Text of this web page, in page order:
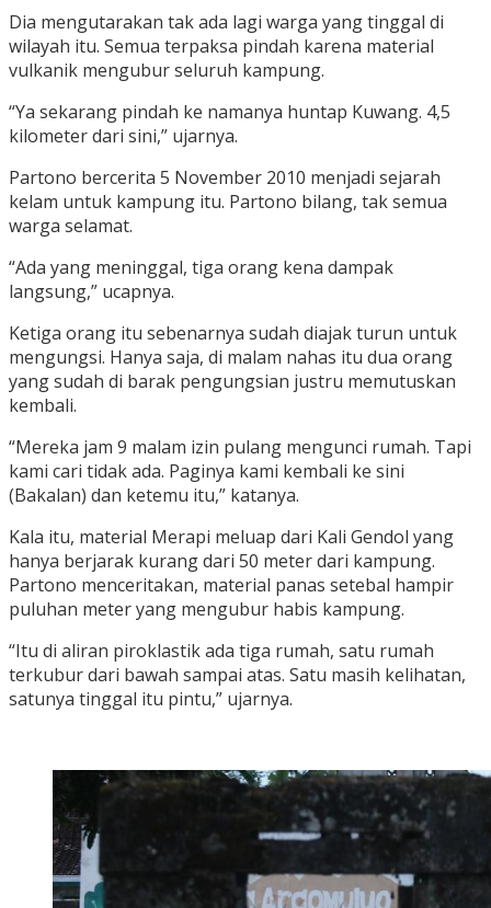
Dia mengutarakan tak ada lagi warga yang tinggal di
wilayah itu. Semua terpaksa pindah karena material
vulkanik mengubur seluruh kampung.
“Ya sekarang pindah ke namanya huntap Kuwang. 4,5
kilometer dari sini,” ujarnya.
Partono bercerita 5 November 2010 menjadi sejarah
kelam untuk kampung itu. Partono bilang, tak semua
warga selamat.
“Ada yang meninggal, tiga orang kena dampak
langsung,” ucapnya.
Ketiga orang itu sebenarnya sudah diajak turun untuk
mengungsi. Hanya saja, di malam nahas itu dua orang
yang sudah di barak pengungsian justru memutuskan
kembali.
“Mereka jam 9 malam izin pulang mengunci rumah. Tapi
kami cari tidak ada. Paginya kami kembali ke sini
(Bakalan) dan ketemu itu,” katanya.
Kala itu, material Merapi meluap dari Kali Gendol yang
hanya berjarak kurang dari 50 meter dari kampung.
Partono menceritakan, material panas setebal hampir
puluhan meter yang mengubur habis kampung.
“Itu di aliran piroklastik ada tiga rumah, satu rumah
terkubur dari bawah sampai atas. Satu masih kelihatan,
satunya tinggal itu pintu,” ujarnya.